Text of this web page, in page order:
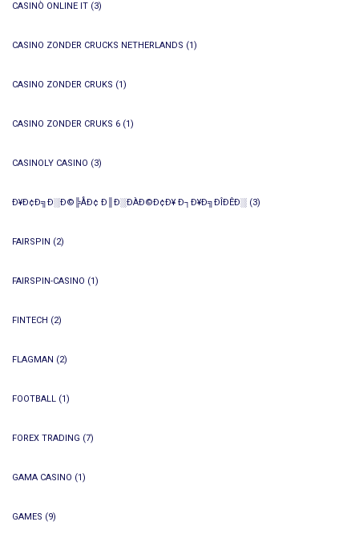
CASINÒ ONLINE IT (3)
CASINO ZONDER CRUCKS NETHERLANDS (1)
CASINO ZONDER CRUKS (1)
CASINO ZONDER CRUKS 6 (1)
CASINOLY CASINO (3)
Ð¥Ð¢Ð╗Ð░Ð©╠ÅÐ¢ Ð║Ð░ÐÀÐ©Ð¢Ð¥ Ð┐Ð¥Ð╗ÐÎÐÊÐ░ (3)
FAIRSPIN (2)
FAIRSPIN-CASINO (1)
FINTECH (2)
FLAGMAN (2)
FOOTBALL (1)
FOREX TRADING (7)
GAMA CASINO (1)
GAMES (9)